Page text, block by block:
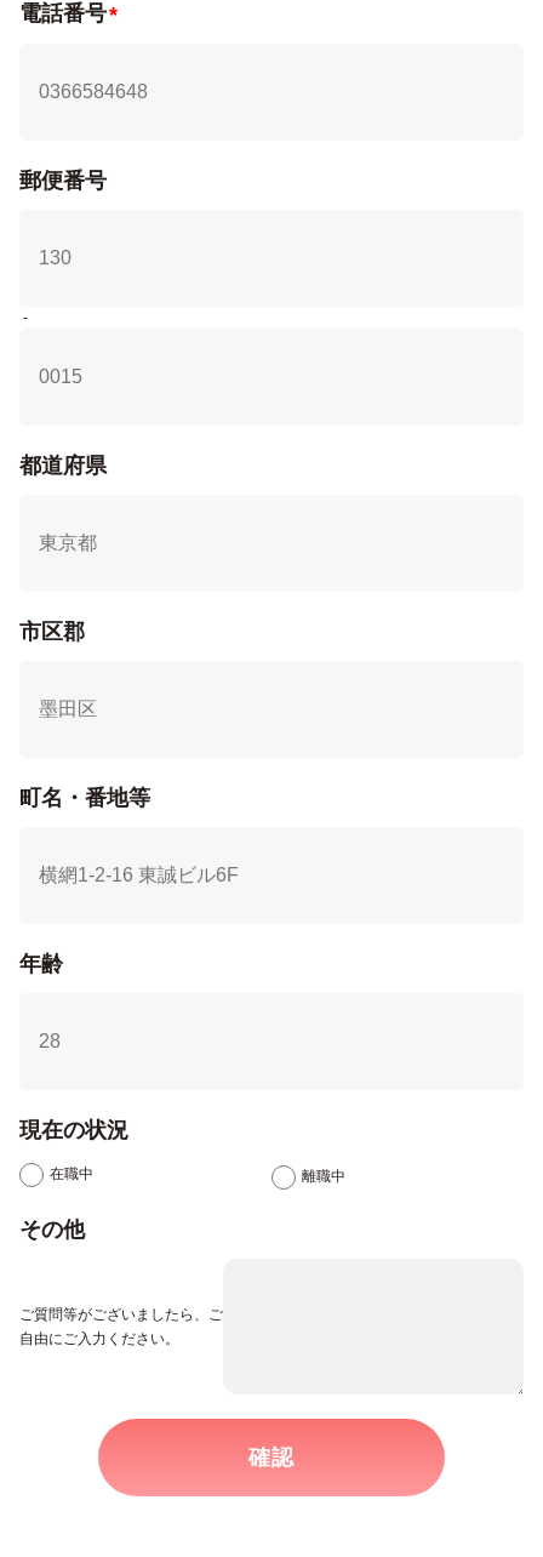
8.Kairos3の利用について
タを取得するため、カイロスマーケティング株式会社の
https://corp.kairosmarketing.net/privacy-policy
当該情報を与えなかった場合に生じる結果について
電話番号
郵便番号
-
都道府県
市区郡
町名・番地等
年齢
現在の状況
在職中 離職中
その他
ご質問等がございましたら、ご
自由にご入力ください。